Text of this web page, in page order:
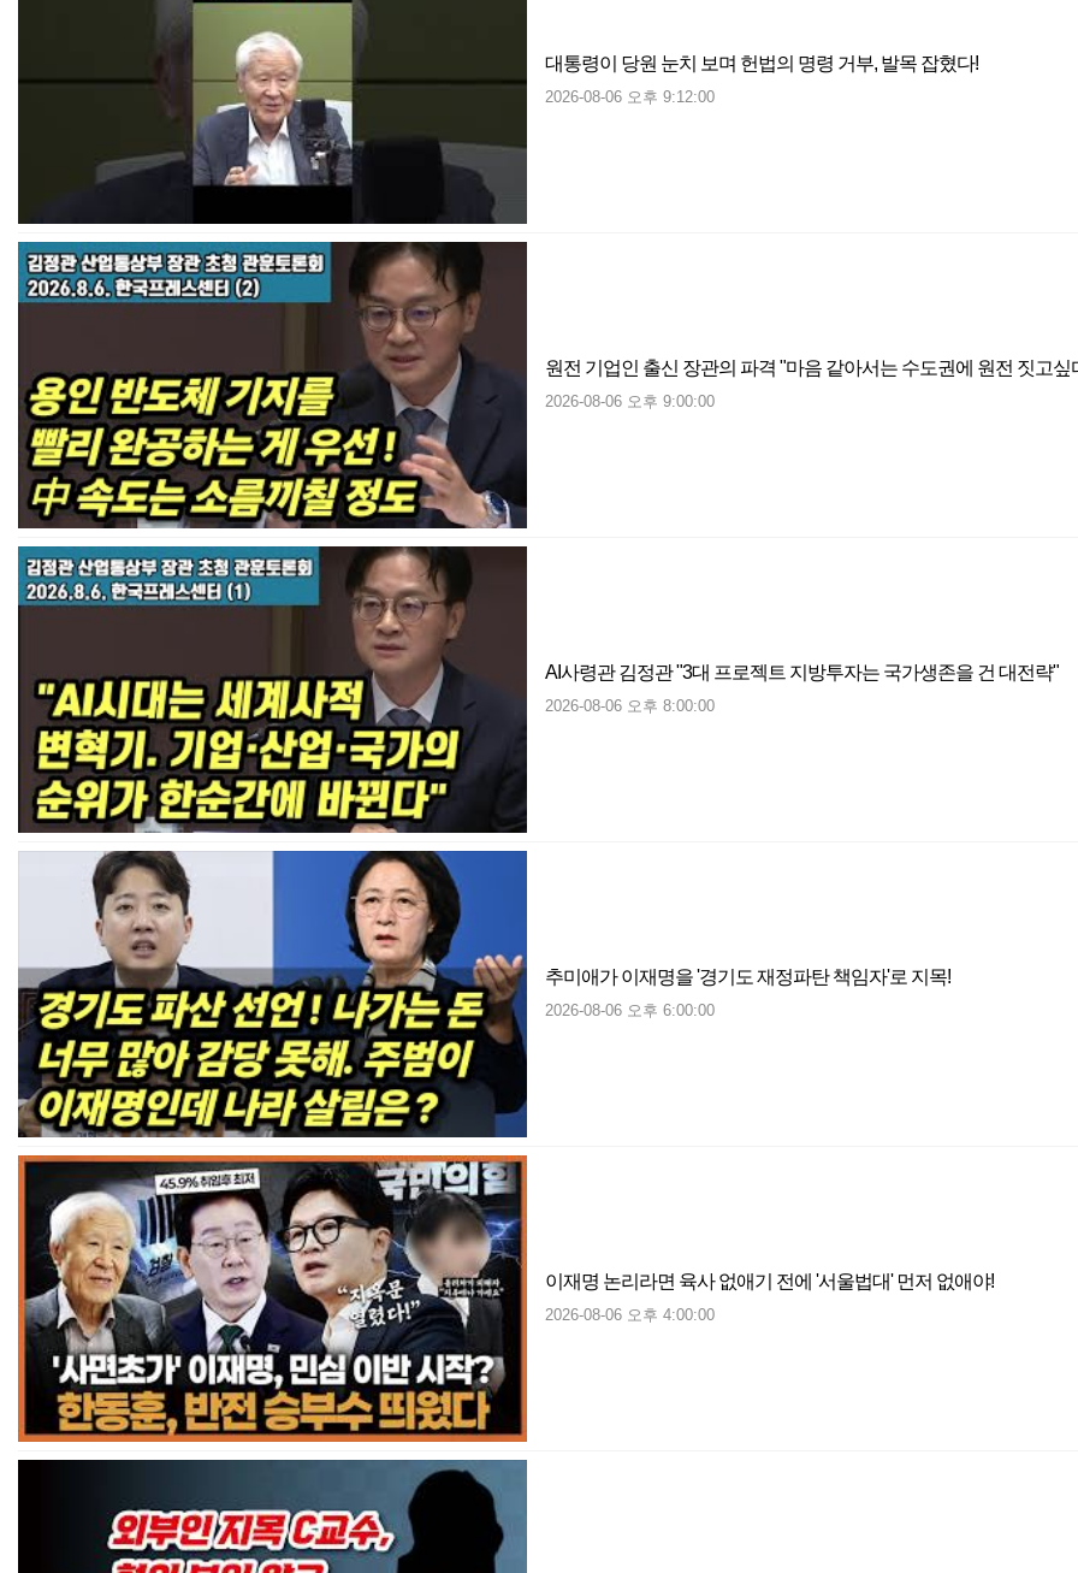
대통령이 당원 눈치 보며 헌법의 명령 거부, 발목 잡혔다!
2026-08-06 오후 9:12:00
원전 기업인 출신 장관의 파격 "마음 같아서는 수도권에 원전 짓고싶
2026-08-06 오후 9:00:00
AI사령관 김정관 "3대 프로젝트 지방투자는 국가생존을 건 대전략"
2026-08-06 오후 8:00:00
추미애가 이재명을 '경기도 재정파탄 책임자'로 지목!
2026-08-06 오후 6:00:00
이재명 논리라면 육사 없애기 전에 '서울법대' 먼저 없애야!
2026-08-06 오후 4:00:00